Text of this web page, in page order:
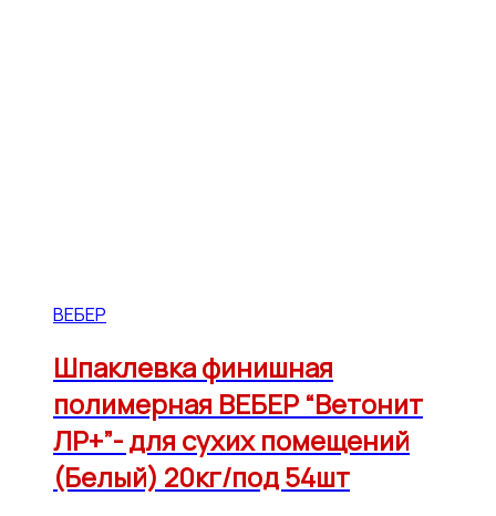
ВЕБЕР
Шпаклевка финишная
полимерная ВЕБЕР “Ветонит
ЛР+”- для сухих помещений
(Белый) 20кг/под 54шт